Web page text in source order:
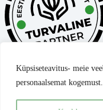
Küpsiseteavitus- meie
personaalsemat kogemust.
Privaatsuspoliitika